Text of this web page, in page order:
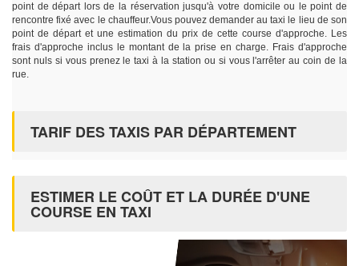
point de départ lors de la réservation jusqu'à votre domicile ou le point de
rencontre fixé avec le chauffeur.Vous pouvez demander au taxi le lieu de son
point de départ et une estimation du prix de cette course d'approche. Les
frais d'approche inclus le montant de la prise en charge. Frais d'approche
sont nuls si vous prenez le taxi à la station ou si vous l'arrêter au coin de la
rue.
TARIF DES TAXIS PAR DÉPARTEMENT
ESTIMER LE COÛT ET LA DURÉE D'UNE
COURSE EN TAXI